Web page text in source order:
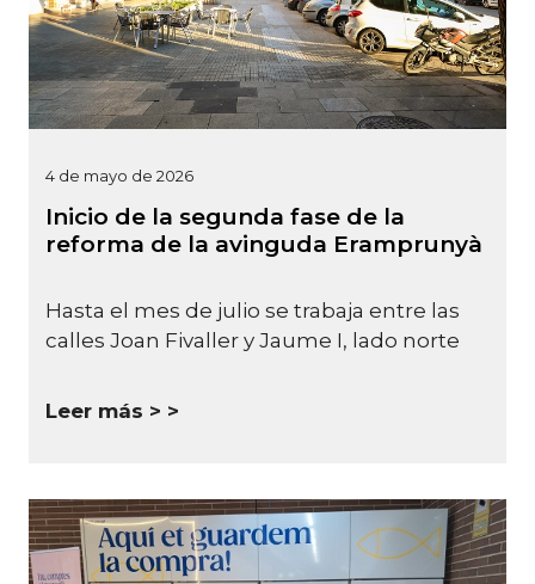
4 de mayo de 2026
Inicio de la segunda fase de la
reforma de la avinguda Eramprunyà
Hasta el mes de julio se trabaja entre las
calles Joan Fivaller y Jaume I, lado norte
Leer más >